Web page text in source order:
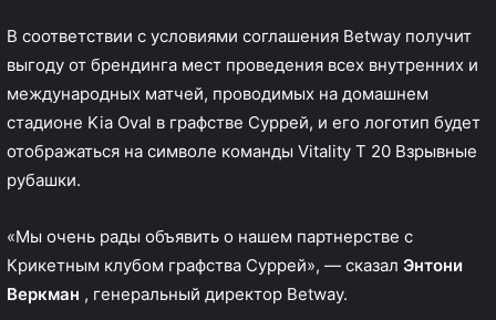
В соответствии с условиями соглашения Betway получит
выгоду от брендинга мест проведения всех внутренних и
международных матчей, проводимых на домашнем
стадионе Kia Oval в графстве Суррей, и его логотип будет
отображаться на символе команды Vitality Т 20 Взрывные
рубашки.
«Мы очень рады объявить о нашем партнерстве с
Крикетным клубом графства Суррей», — сказал Энтони
Веркман , генеральный директор Betway.